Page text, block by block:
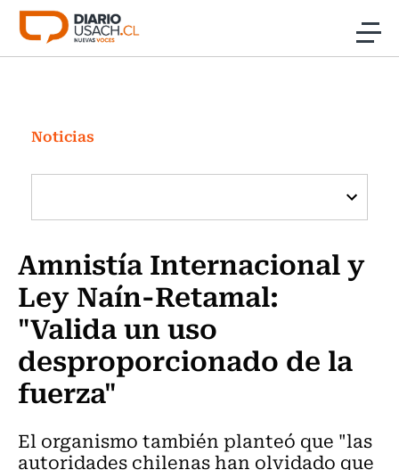
Click acá para ir directamente al contenido
Investigación
Cultura
Programas Radio y TV Usach
Noticias
Amnistía Internacional y
Ley Naín-Retamal:
"Valida un uso
desproporcionado de la
fuerza"
El organismo también planteó que "las
autoridades chilenas han olvidado que